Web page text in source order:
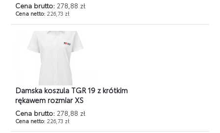
Cena brutto: 278,88 zł
Cena netto: 226,73 zł
Damska koszula TGR 19 z krótkim
rękawem rozmiar XS
Cena brutto: 278,88 zł
Cena netto: 226,73 zł